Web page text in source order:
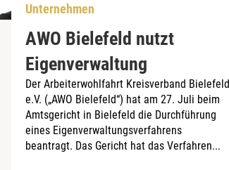
Unternehmen
AWO Bielefeld nutzt
Eigenverwaltung
Der Arbeiterwohlfahrt Kreisverband Bielefeld
e.V. („AWO Bielefeld“) hat am 27. Juli beim
Amtsgericht in Bielefeld die Durchführung
eines Eigenverwaltungsverfahrens
beantragt. Das Gericht hat das Verfahren...